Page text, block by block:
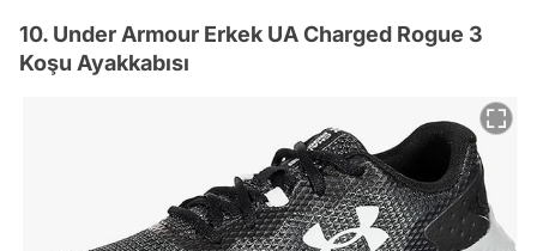
10. Under Armour Erkek UA Charged Rogue 3
Koşu Ayakkabısı